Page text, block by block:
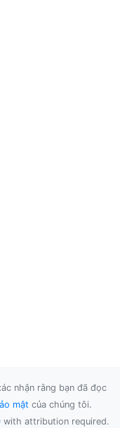
nhận rằng bạn đã đọc
mật của chúng tôi.
with attribution required.